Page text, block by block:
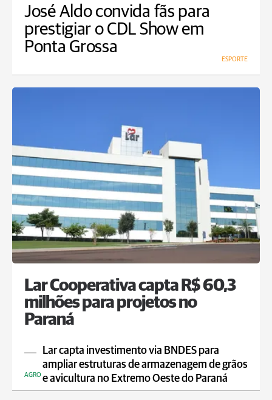
José Aldo convida fãs para
prestigiar o CDL Show em
Ponta Grossa
ESPORTE
Lar Cooperativa capta R$ 60,3
milhões para projetos no
Paraná
Lar capta investimento via BNDES para
ampliar estruturas de armazenagem de grãos
e avicultura no Extremo Oeste do Paraná
AGRO